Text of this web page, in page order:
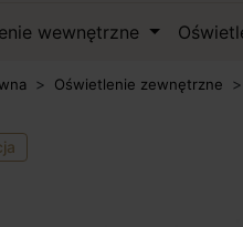
wewnętrzne
Oświetlenie zewnętrzne